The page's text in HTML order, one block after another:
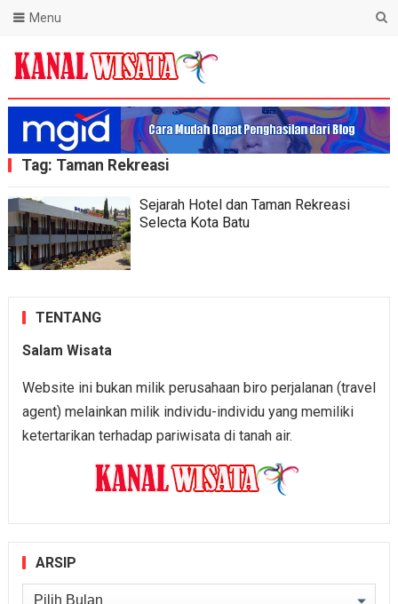
Blog Kanal Wisata
Menu
Tag: Taman Rekreasi
Sejarah Hotel dan Taman Rekreasi
Selecta Kota Batu
TENTANG
Salam Wisata
Website ini bukan milik perusahaan biro perjalanan (travel
agent) melainkan milik individu-individu yang memiliki
ketertarikan terhadap pariwisata di tanah air.
ARSIP
Arsip